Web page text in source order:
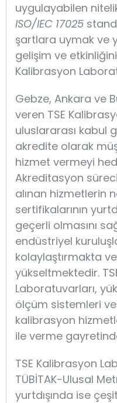
uygulayabilen
ISO/IEC 17025
şartlara uymak ve
gelişim ve
Kalibrasyon
Gebze, Ankara ve
veren TSE
uluslararası kabul
akredite olarak
hizmet vermeyi
Akreditasyon
alınan hizmetlerin
sertifikalarının
geçerli olmasını
endüstriyel
kolaylaştırmakta
yükseltmektedir.
Laboratuvarları,
ölçüm sistemleri
kalibrasyon
ile verme
TSE Kalibrasyon
TÜBİTAK-Ulusal
yurtdışında ise